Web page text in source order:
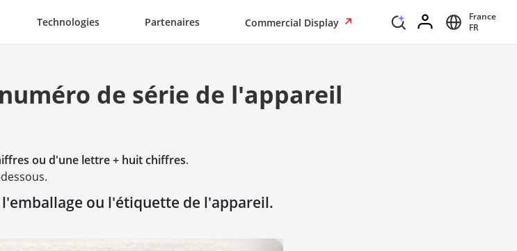
Technologies Partenaires Commercial Display
France
FR
de série de l'appareil
ou d'une lettre + huit chiffres.
ou l'étiquette de l'appareil.